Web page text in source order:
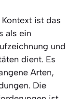
ist das
als ein
und
dient. Es
Arten,
Die